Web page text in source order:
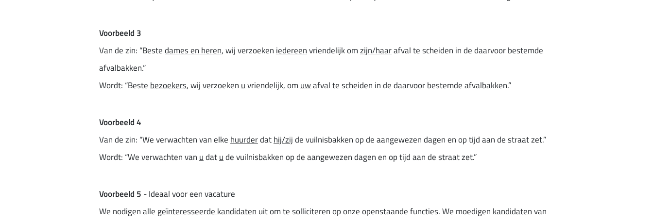
Voorbeeld 3
Van de zin: “Bestedames en heren, wij verzoeken iedereenvriendelijk omzijn/haarafval te scheiden in de daarvoor bestemde
afvalbakken.”
Wordt: “Beste bezoekers, wij verzoeken uvriendelijk, om uwafval te scheiden in de daarvoor bestemde afvalbakken.”
Voorbeeld 4
Van de zin: “We verwachten van elke huurderdathij/zijde vuilnisbakken op de aangewezen dagen en op tijd aan de straat zet.”
Wordt: “We verwachten van udatude vuilnisbakken op de aangewezen dagen en op tijd aan de straat zet.”
Voorbeeld 5 - Ideaal voor een vacature
We nodigen alle geïnteresseerde kandidaten uit om te solliciteren op onze openstaande functies. We moedigen kandidatenvan